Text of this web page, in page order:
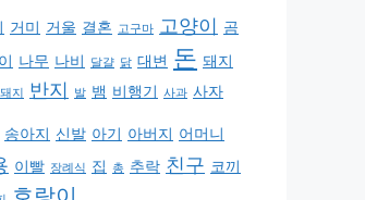
거미 거울 결혼 고구마 고양이 곰
나무 나비 달걀 닭 대변 돈 돼지
지 반지 발 뱀 비행기 사과 사자
송아지 신발 아기 아버지 어머니
이빨 장례식 집 총 추락 친구 코끼